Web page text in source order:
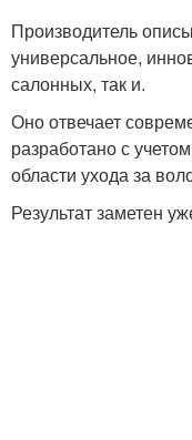
Производитель
универсальное,
салонных, так и.
Оно отвечает
разработано с
области ухода за
Результат заметен